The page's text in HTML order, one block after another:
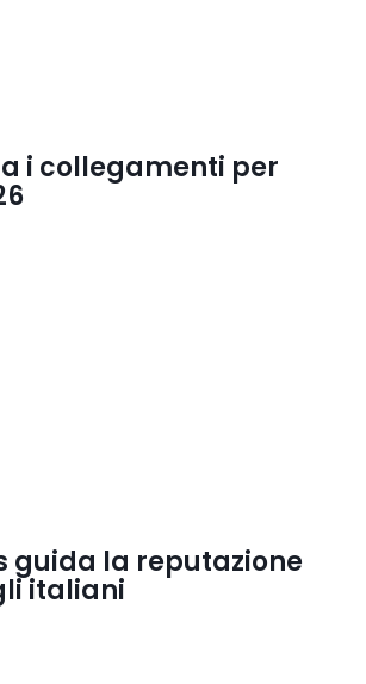
i collegamenti per
guida la reputazione
italiani